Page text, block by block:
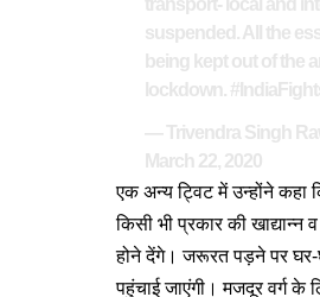
transport- local and
suspended. All the
being kept out of the
lockdown.
— Trivendra Singh
March 22, 2020
एक अन्य ट्विट में उन्होंने कहा
किसी भी प्रकार की खाद्यान्न
होने देंगे। जरूरत पड़ने पर घर-
पहुंचाई जाएंगी। मजदूर वर्ग